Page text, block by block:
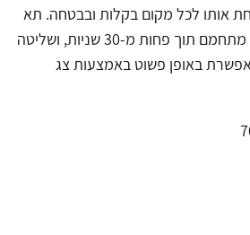
אותו לכל מקום בקלות ובבטחה. תא
המילוי מפלדת אל-חלד מתחמם תוך פחות מ-30 שניות, ושליטה
באופן פשוט באמצעות צג